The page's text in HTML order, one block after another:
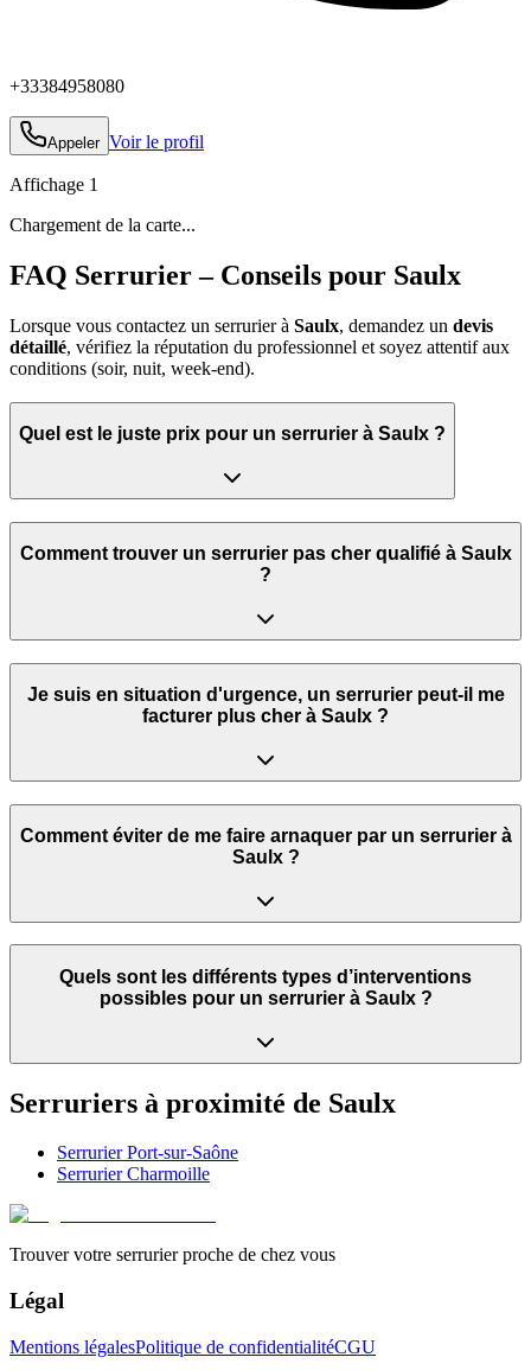
+33384958080
Appeler Voir le profil
Affichage 1
Chargement de la carte...
FAQ Serrurier – Conseils pour Saulx
Lorsque vous contactez un serrurier à Saulx, demandez un devis
détaillé, vérifiez la réputation du professionnel et soyez attentif aux
conditions (soir, nuit, week‑end).
Quel est le juste prix pour un serrurier à Saulx ?
Comment trouver un serrurier pas cher qualifié à Saulx
?
Je suis en situation d'urgence, un serrurier peut‑il me
facturer plus cher à Saulx ?
Comment éviter de me faire arnaquer par un serrurier à
Saulx ?
Quels sont les différents types d’interventions
possibles pour un serrurier à Saulx ?
Serruriers à proximité de Saulx
SerrurierPort-sur-Saône
SerrurierCharmoille
Trouver votre serrurier proche de chez vous
Légal
Mentions légalesPolitique de confidentialitéCGU